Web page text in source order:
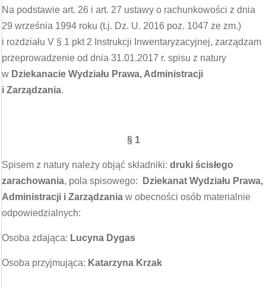
Na podstawie art. 26 i art. 27 ustawy o rachunkowości z dnia
29 września 1994 roku (t.j. Dz. U. 2016 poz. 1047 ze zm.)
i rozdziału V § 1 pkt 2 Instrukcji Inwentaryzacyjnej, zarządzam
przeprowadzenie od dnia 31.01.2017 r. spisu z natury
w Dziekanacie Wydziału Prawa, Administracji
i Zarządzania.
§ 1
Spisem z natury należy objąć składniki: druki ścisłego
zarachowania, pola spisowego:
Dziekanat Wydziału Prawa,
Administracji i Zarządzania w obecności osób materialnie
odpowiedzialnych:
Osoba zdająca: Lucyna Dygas
Osoba przyjmująca: Katarzyna Krzak